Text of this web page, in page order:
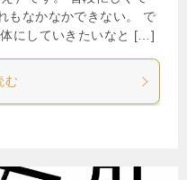
もなかなかできない。 で
にしていきたいなと […]
む